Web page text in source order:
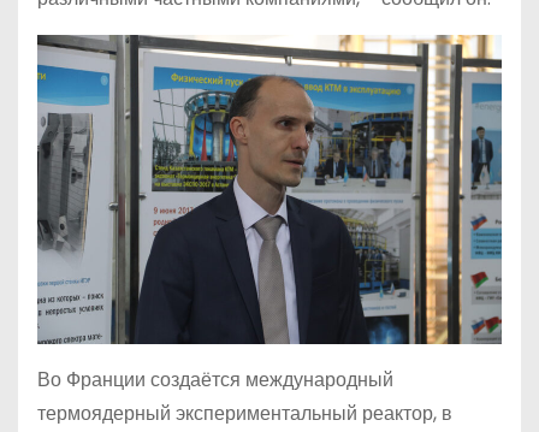
Во Франции создаётся международный
термоядерный экспериментальный реактор, в